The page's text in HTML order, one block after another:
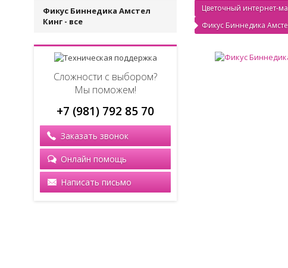
Фикус Биннедика Амстел
Кинг - все
Сложности с выбором?
Мы поможем!
+7 (981) 792 85 70
Заказать звонок
Онлайн помощь
Написать письмо
Цветочный интернет-
Фикус Биннедика